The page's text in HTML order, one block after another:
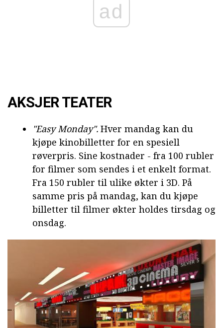
ad
AKSJER TEATER
"Easy Monday". Hver mandag kan du
kjøpe kinobilletter for en spesiell
røverpris. Sine kostnader - fra 100 rubler
for filmer som sendes i et enkelt format.
Fra 150 rubler til ulike økter i 3D. På
samme pris på mandag, kan du kjøpe
billetter til filmer økter holdes tirsdag og
onsdag.